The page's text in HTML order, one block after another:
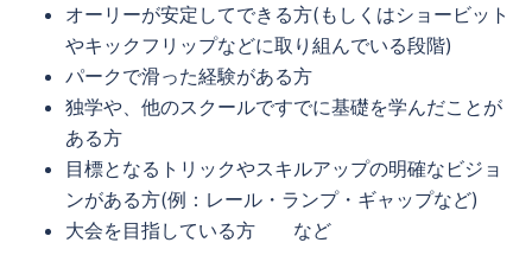
オーリーが安定してできる方(もしくはショービット
やキックフリップなどに取り組んでいる段階)
パークで滑った経験がある方
独学や、他のスクールですでに基礎を学んだことが
ある方
目標となるトリックやスキルアップの明確なビジョ
ンがある方(例：レール・ランプ・ギャップなど)
大会を目指している方 など